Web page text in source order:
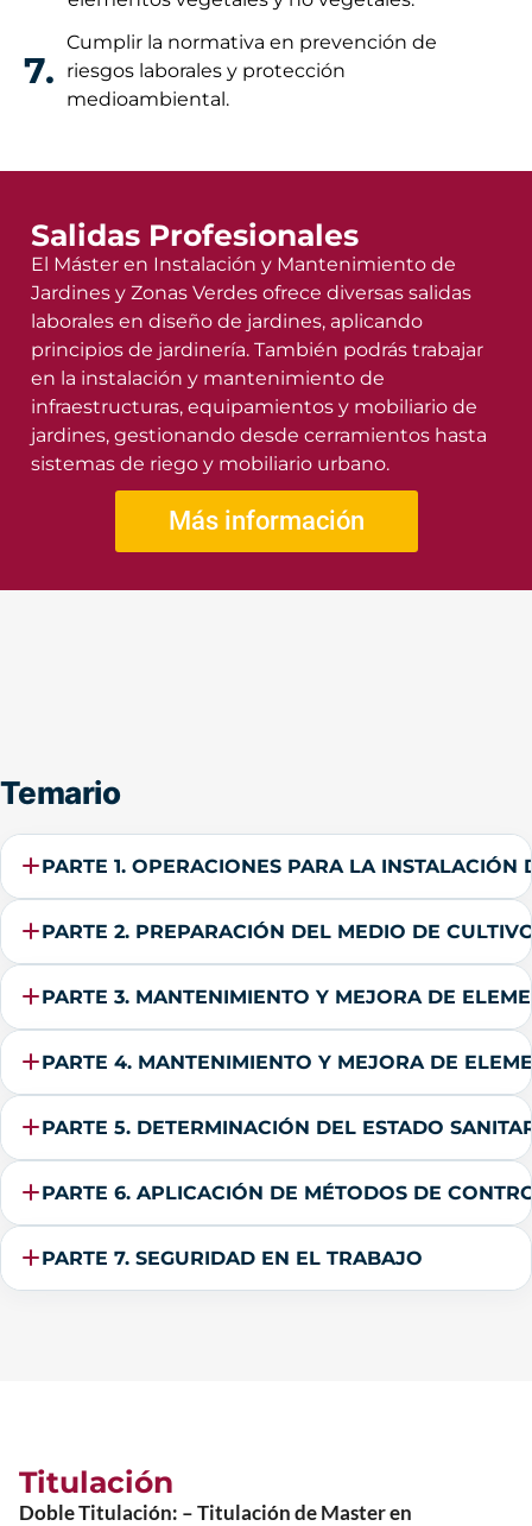
7.
Cumplir la normativa en prevención de
riesgos laborales y protección
medioambiental.
Salidas Profesionales
El Máster en Instalación y Mantenimiento de
Jardines y Zonas Verdes ofrece diversas salidas
laborales en diseño de jardines, aplicando
principios de jardinería. También podrás trabajar
en la instalación y mantenimiento de
infraestructuras, equipamientos y mobiliario de
jardines, gestionando desde cerramientos hasta
sistemas de riego y mobiliario urbano.
Más información
Temario
PARTE 1. OPERACIONES PARA LA INSTALACIÓN
PARTE 2. PREPARACIÓN DEL MEDIO DE
PARTE 3. MANTENIMIENTO Y MEJORA DE
PARTE 4. MANTENIMIENTO Y MEJORA DE
PARTE 5. DETERMINACIÓN DEL ESTADO
PARTE 6. APLICACIÓN DE MÉTODOS DE
PARTE 7. SEGURIDAD EN EL TRABAJO
Titulación
Doble Titulación: – Titulación de Master en